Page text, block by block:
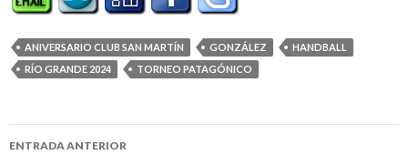
ANIVERSARIO CLUB SAN MARTÍN GONZÁLEZ
HANDBALL
RÍO GRANDE 2024
TORNEO PATAGÓNICO
Navegación
ENTRADA ANTERIOR